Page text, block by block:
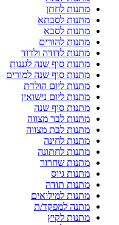
מתנות לחתן
מתנות לסבתא
מתנות לסבא
מתנות להורים
מתנות לדודה ולדוד
מתנות סוף שנה לגננות
מתנות סוף שנה למורים
מתנות ליום הולדת
מתנות ליום נישואין
מתנות סוף שנה
מתנות לבר מצווה
מתנות לבת מצווה
מתנות לחינה
מתנות לחתונה
מתנות שחרור
מתנות גיוס
מתנות תודה
מתנות למילואים
מתנה למפקד/ת
מתנות לקיץ